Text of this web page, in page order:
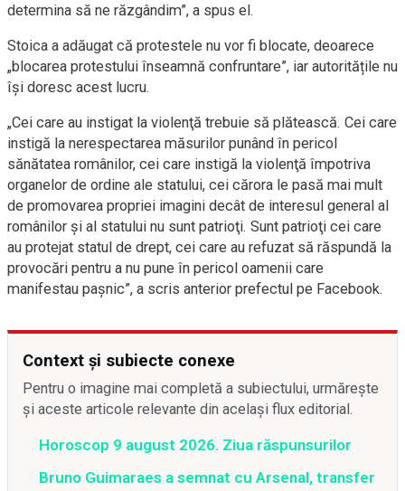
determina să ne răzgândim”, a spus el.
Stoica a adăugat că protestele nu vor fi blocate, deoarece
„blocarea protestului înseamnă confruntare”, iar autoritățile nu
își doresc acest lucru.
„Cei care au instigat la violenţă trebuie să plătească. Cei care
instigă la nerespectarea măsurilor punând în pericol
sănătatea românilor, cei care instigă la violenţă împotriva
organelor de ordine ale statului, cei cărora le pasă mai mult
de promovarea propriei imagini decât de interesul general al
românilor şi al statului nu sunt patrioţi. Sunt patrioţi cei care
au protejat statul de drept, cei care au refuzat să răspundă la
provocări pentru a nu pune în pericol oamenii care
manifestau paşnic”, a scris anterior prefectul pe Facebook.
Context și subiecte conexe
Pentru o imagine mai completă a subiectului, urmărește
și aceste articole relevante din același flux editorial.
Horoscop 9 august 2026. Ziua răspunsurilor
Bruno Guimaraes a semnat cu Arsenal, transfer